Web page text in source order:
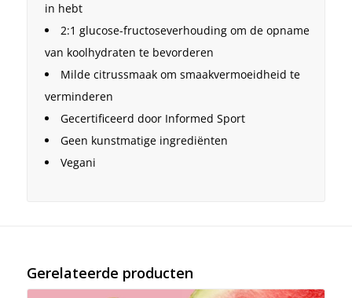
in hebt
2:1 glucose-fructoseverhouding om de opname
van koolhydraten te bevorderen
Milde citrussmaak om smaakvermoeidheid te
verminderen
Gecertificeerd door Informed Sport
Geen kunstmatige ingrediënten
Vegani
Gerelateerde producten